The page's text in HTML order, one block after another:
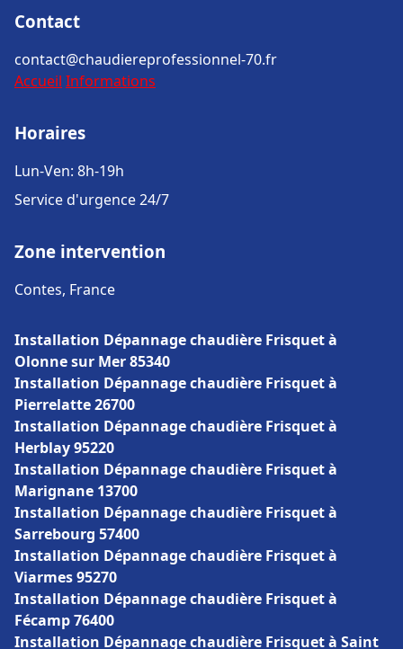
Contact
contact@chaudiereprofessionnel-70.fr
Accueil Informations
Horaires
Lun-Ven: 8h-19h
Service d'urgence 24/7
Zone intervention
Contes, France
Installation Dépannage chaudière Frisquet à
Olonne sur Mer 85340
Installation Dépannage chaudière Frisquet à
Pierrelatte 26700
Installation Dépannage chaudière Frisquet à
Herblay 95220
Installation Dépannage chaudière Frisquet à
Marignane 13700
Installation Dépannage chaudière Frisquet à
Sarrebourg 57400
Installation Dépannage chaudière Frisquet à
Viarmes 95270
Installation Dépannage chaudière Frisquet à
Fécamp 76400
Installation Dépannage chaudière Frisquet à Saint